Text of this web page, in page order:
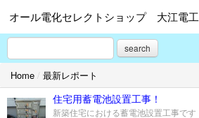
オール電化セレクトショップ 大江電工
search
最新レポート
太陽光蓄電池リンク集
Home / 最新レポート
住宅用蓄電池設置工事！